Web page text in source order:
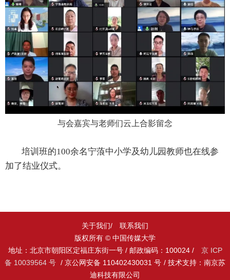
与会嘉宾与老师们云上合影留念
培训班的100余名宁蒗中小学及幼儿园教师也在线参
加了结业仪式。
关于我们/
联系我们
版权所有 © 中国传媒大学
地址：北京市朝阳区定福庄东街一号 / 邮政编码：100024 /
京 ICP
备 10039564 号 / 京公网安备 110402430031 号 / 技术支持：南京苏
迪科技有限公司